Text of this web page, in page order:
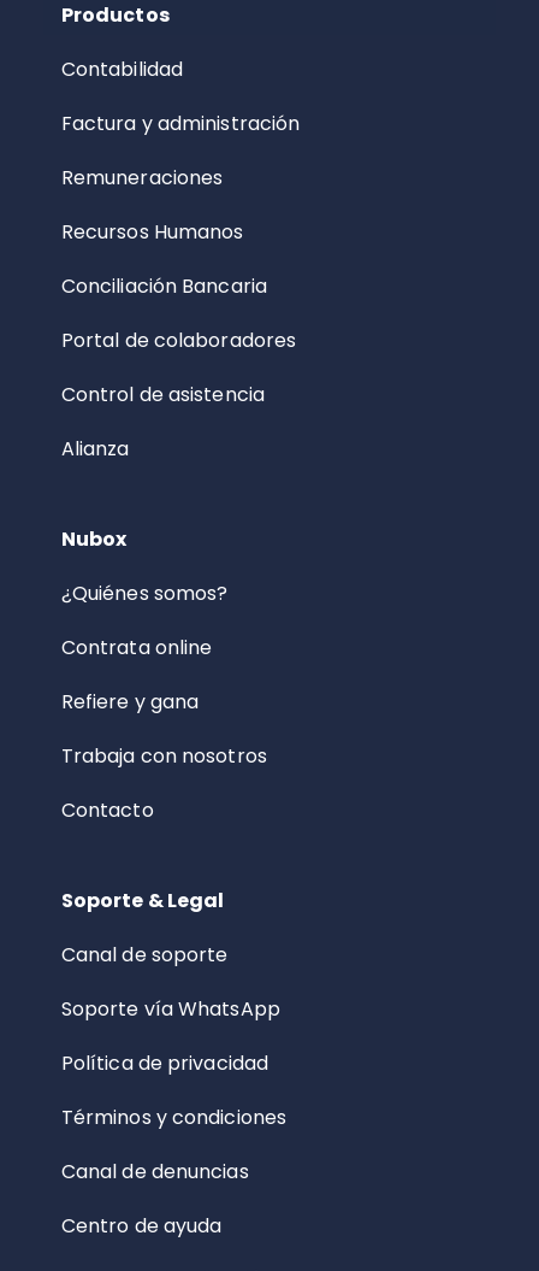
Productos
Contabilidad
Factura y administración
Remuneraciones
Recursos Humanos
Conciliación Bancaria
Portal de colaboradores
Control de asistencia
Alianza
Nubox
¿Quiénes somos?
Contrata online
Refiere y gana
Trabaja con nosotros
Contacto
Soporte & Legal
Canal de soporte
Soporte vía WhatsApp
Política de privacidad
Términos y condiciones
Canal de denuncias
Centro de ayuda